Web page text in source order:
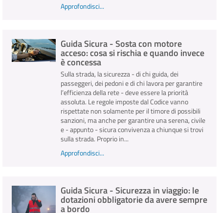
Approfondisci...
Guida Sicura - Sosta con motore
acceso: cosa si rischia e quando invece
è concessa
Sulla strada, la sicurezza - di chi guida, dei
passeggeri, dei pedoni e di chi lavora per garantire
l’efficienza della rete - deve essere la priorità
assoluta. Le regole imposte dal Codice vanno
rispettate non solamente per il timore di possibili
sanzioni, ma anche per garantire una serena, civile
e - appunto - sicura convivenza a chiunque si trovi
sulla strada. Proprio in...
Approfondisci...
Guida Sicura - Sicurezza in viaggio: le
dotazioni obbligatorie da avere sempre
a bordo